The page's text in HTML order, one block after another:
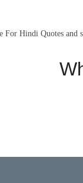
For Hindi Quotes and